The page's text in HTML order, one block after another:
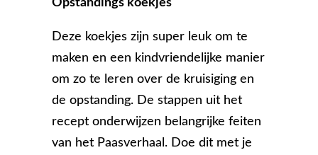
Opstandings koekjes
Deze koekjes zijn super leuk om te
maken en een kindvriendelijke manier
om zo te leren over de kruisiging en
de opstanding. De stappen uit het
recept onderwijzen belangrijke feiten
van het Paasverhaal. Doe dit met je